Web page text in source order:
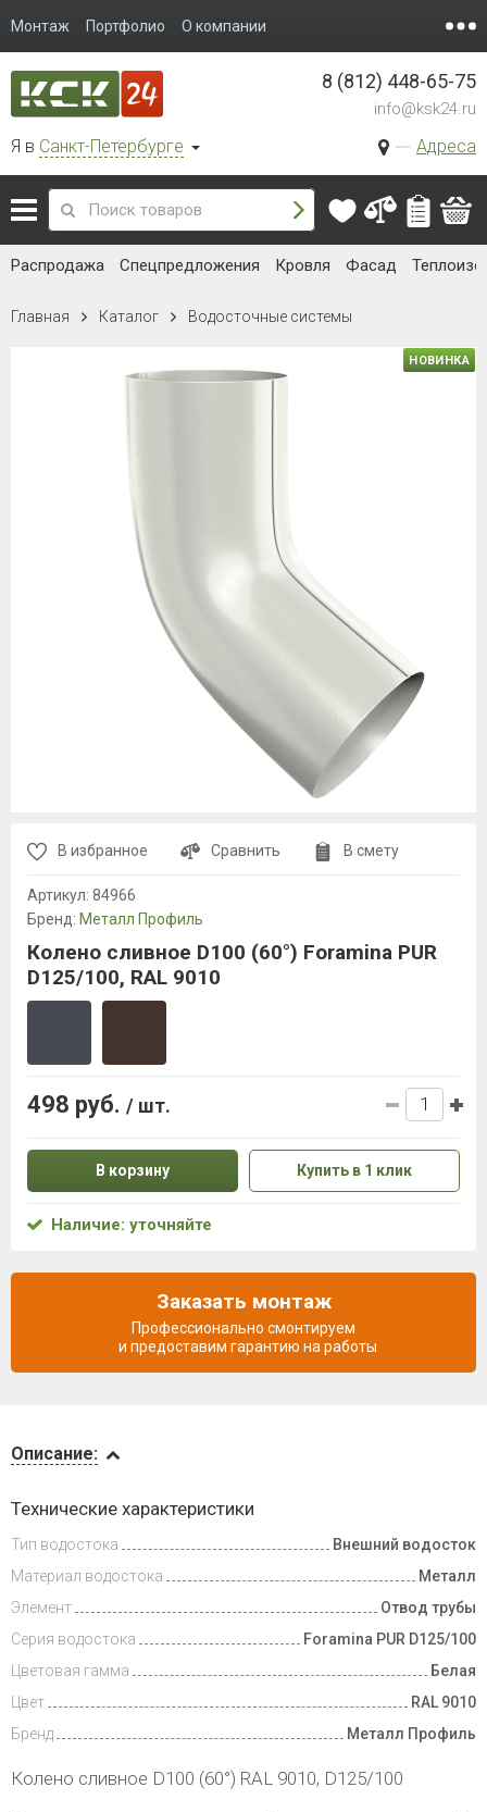
Монтаж Портфолио О компании
Я в Санкт-Петербурге Адреса
8 (812) 448-65-75
info@ksk24.ru
Распродажа Спецпредложения Кровля Фасад
Главная Каталог Водосточные системы
и оплата
Описание:
Технические характеристики
Тип водостока
Внешний водосток
Материал водостока
Металл
Элемент
Отвод трубы
Серия водостока
Foramina PUR D125/100
Цветовая гамма
Белая
Цвет
RAL 9010
Бренд
Металл Профиль
Колено сливное D100 (60°) RAL 9010, D125/100
НОВИНКА
В избранное Сравнить В смету
Артикул: 84966
Бренд: Металл Профиль
Колено сливное D100 (60°) Foramina PUR
D125/100, RAL 9010
498 руб. / шт.
В корзину Купить в 1 клик
Наличие: уточняйте
Заказать монтаж
Профессионально смонтируем
и предоставим гарантию на работы